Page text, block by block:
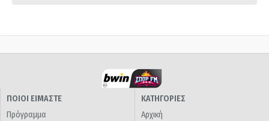
ΠΟΙΟΙ ΕΙΜΑΣΤΕ
Πρόγραμμα
ΚΑΤΗΓΟΡΙΕΣ
Αρχική